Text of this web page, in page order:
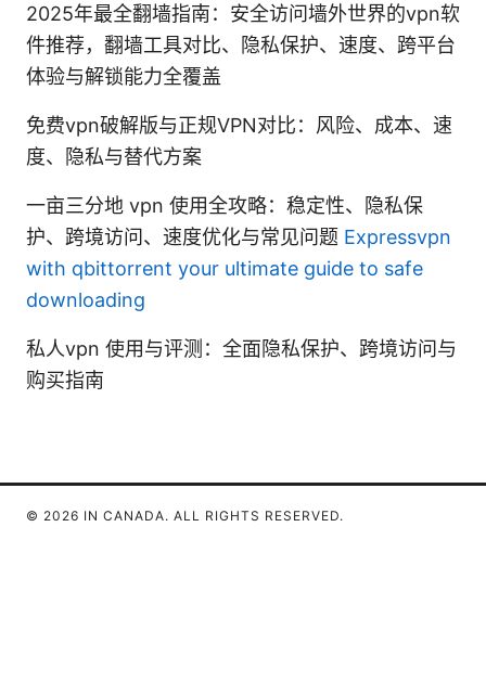
2025年最全翻墙指南：安全访问墙外世界的vpn软
件推荐，翻墙工具对比、隐私保护、速度、跨平台
体验与解锁能力全覆盖
免费vpn破解版与正规VPN对比：风险、成本、速
度、隐私与替代方案
一亩三分地 vpn 使用全攻略：稳定性、隐私保
护、跨境访问、速度优化与常见问题 Expressvpn
with qbittorrent your ultimate guide to safe
downloading
私人vpn 使用与评测：全面隐私保护、跨境访问与
购买指南
© 2026 IN CANADA. ALL RIGHTS RESERVED.